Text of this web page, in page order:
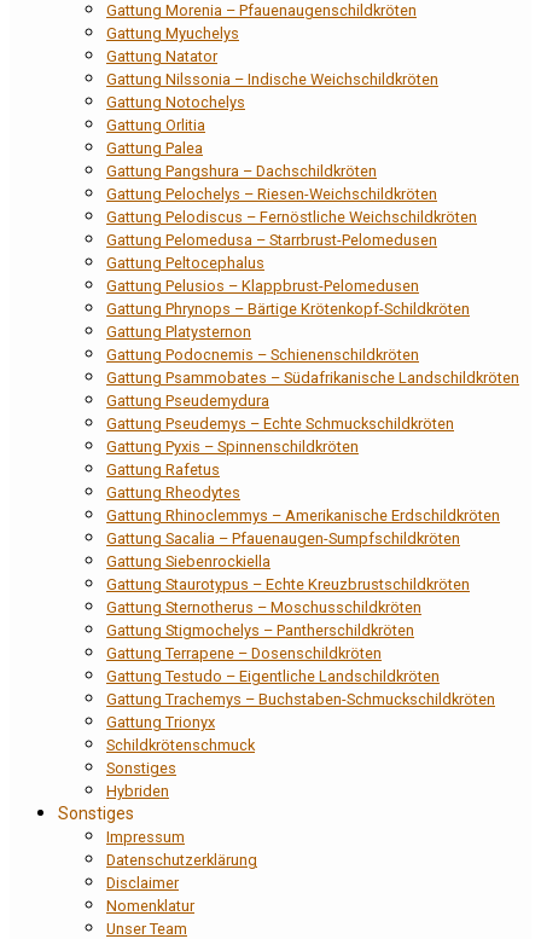
Gattung Morenia – Pfauenaugenschildkröten
Gattung Myuchelys
Gattung Natator
Gattung Nilssonia – Indische Weichschildkröten
Gattung Notochelys
Gattung Orlitia
Gattung Palea
Gattung Pangshura – Dachschildkröten
Gattung Pelochelys – Riesen-Weichschildkröten
Gattung Pelodiscus – Fernöstliche Weichschildkröten
Gattung Pelomedusa – Starrbrust-Pelomedusen
Gattung Peltocephalus
Gattung Pelusios – Klappbrust-Pelomedusen
Gattung Phrynops – Bärtige Krötenkopf-Schildkröten
Gattung Platysternon
Gattung Podocnemis – Schienenschildkröten
Gattung Psammobates – Südafrikanische Landschildkröten
Gattung Pseudemydura
Gattung Pseudemys – Echte Schmuckschildkröten
Gattung Pyxis – Spinnenschildkröten
Gattung Rafetus
Gattung Rheodytes
Gattung Rhinoclemmys – Amerikanische Erdschildkröten
Gattung Sacalia – Pfauenaugen-Sumpfschildkröten
Gattung Siebenrockiella
Gattung Staurotypus – Echte Kreuzbrustschildkröten
Gattung Sternotherus – Moschusschildkröten
Gattung Stigmochelys – Pantherschildkröten
Gattung Terrapene – Dosenschildkröten
Gattung Testudo – Eigentliche Landschildkröten
Gattung Trachemys – Buchstaben-Schmuckschildkröten
Gattung Trionyx
Schildkrötenschmuck
Sonstiges
Hybriden
Sonstiges
Impressum
Datenschutzerklärung
Disclaimer
Nomenklatur
Unser Team